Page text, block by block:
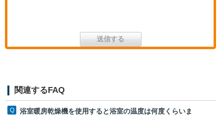
関連するFAQ
浴室暖房乾燥機を使用すると浴室の温度は何度くらいま